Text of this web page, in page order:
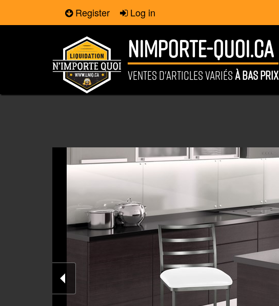
Register Log in
NIMPORTE-QUOI.CA
VENTES D'ARTICLES VARIÉSÀ BAS PRIX